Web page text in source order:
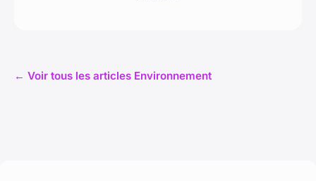
← Voir tous les articles Environnement